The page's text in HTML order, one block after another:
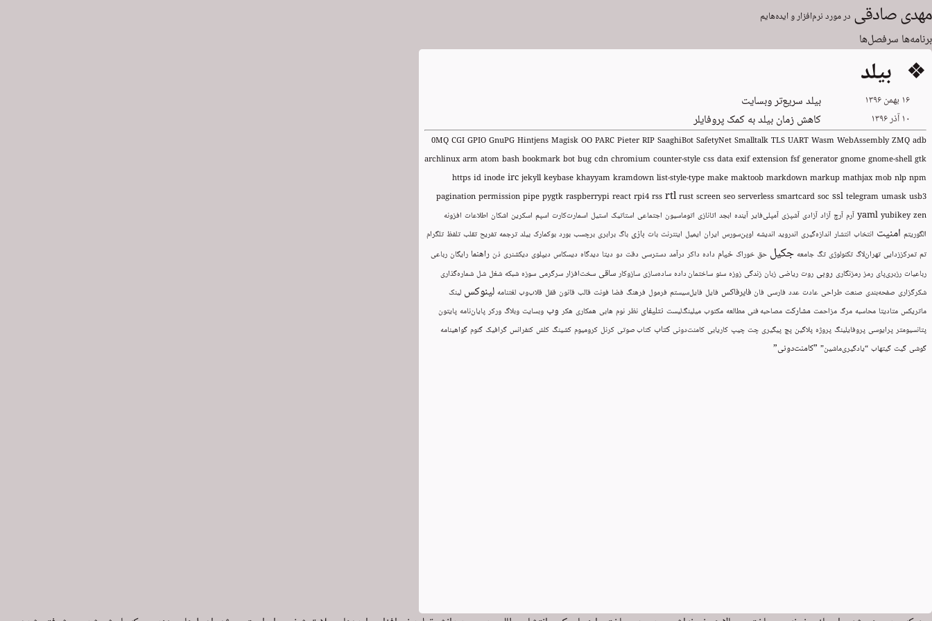
مهدی صادقی در مورد نرم‌افزار و ایده‌هایم
برنامه‌ها سرفصل‌ها
❖ بیلد
۱۶ بهمن ۱۳۹۶ بیلد سریع‌تر وبسایت
۱۰ آذر ۱۳۹۶ کاهش زمان بیلد به کمک پروفایلر
0MQ CGI GPIO GnuPG Hintjens Magisk OO PARC Pieter RIP SaaghiBot SafetyNet Smalltalk TLS UART Wasm WebAssembly ZMQ adb
archlinux arm atom bash bookmark bot bug cdn chromium counter-style css data exif extension fsf generator gnome gnome-shell gtk
https id inode irc jekyll keybase khayyam kramdown list-style-type make maktoob markdown markup mathjax mob nlp npm
pagination permission pipe pygtk raspberrypi react rpi4 rss rtl rust screen seo serverless smartcard soc ssl telegram umask usb3
yaml yubikey zen آرم آرچ آزاد آزادی آشپزی آمپلی‌فایر آینده ابجد اتانازی اتوماسیون اجتماعی استاتیک استیل اسمارت‌کارت اسپم اسکرین اشکان اطلاعات افزونه
الگوریتم امنیت انتخاب انتشار اندازه‌گیری اندروید اندیشه اوپن‌سورس ایران ایمیل اینترنت بات بازی باگ برابری برچسب بورد بوکمارک بیلد ترجمه تفریح تقلب تلفظ تلگرام
تم تمرکززدایی تهران‌لاگ تکنولوژی تگ جامعه جکیل حق خوراک خیام داده داکر درآمد دسترسی دقت دو دیتا دیدگاه دیسکاس دیپلوی دیکشنری ذن راهنما رایگان رباعی
رباعیات رزبری‌پای رمز رمزنگاری روبی روت ریاضی زبان زندگی زوزه سئو ساختمان داده ساده‌سازی سازوکار ساقی سخت‌افزار سرگرمی سوزه شبکه شغل شل شماره‌گذاری
شکرگزاری صفحه‌بندی صنعت طراحی عادت عدد فارسی فان فایرفاکس فایل فایل‌سیستم فرمول فرهنگ فضا فونت قالب قانون قفل قلاب‌وب لغتنامه لینوکس لینک
ماتریکس متادیتا محاسبه مرگ مزاحمت مشارکت مصاحبه فنی مطالعه مکتوب میلینگ‌لیست نتلیفای نظر نوم هابی همکاری هکر وب وبسایت وبلاگ ورکر پایان‌نامه پایتون
پتانسیومتر پرایوسی پروفایلینگ پروژه پلاگین پچ پیگیری چت چیپ کاریابی کامنت‌دونی کتاب کتاب صوتی کرنل کرومیوم کشینگ کلش کنفرانس گرافیک گنوم گواهینامه
گوشی گیت گیتهاب “یادگیری‌ماشین” ”کامنت‌دونی”